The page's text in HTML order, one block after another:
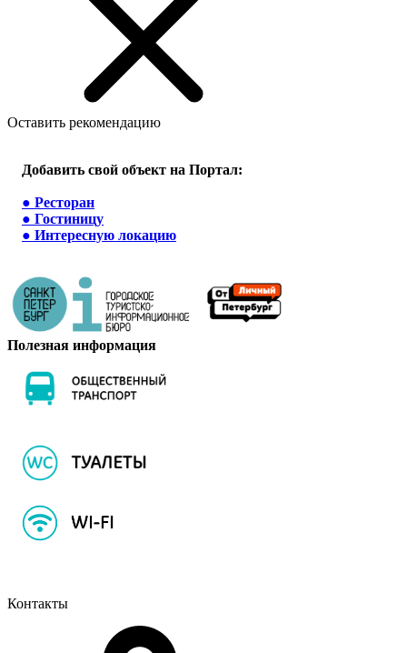
Оставить рекомендацию
Добавить свой объект на Портал:
● Ресторан
● Гостиницу
● Интересную локацию
Полезная информация
Контакты